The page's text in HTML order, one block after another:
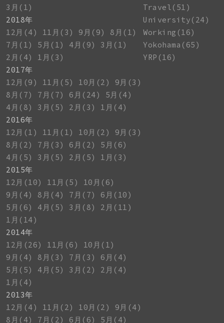
3月(1)
2018年
12月(4)
11月(3) 9月(9)
8月(1)
7月(1)
5月(1) 4月(9)
3月(1)
2月(4)
1月(3)
2017年
12月(9)
11月(5) 10月(2)
9月(3)
8月(7)
7月(7) 6月(24)
5月(4)
4月(8)
3月(5) 2月(3)
1月(4)
2016年
12月(1)
11月(1) 10月(2)
9月(3)
8月(2)
7月(3) 6月(2)
5月(6)
4月(5)
3月(5) 2月(5)
1月(3)
2015年
12月(10)
11月(5)
10月(6)
9月(4)
8月(4) 7月(7)
6月(10)
5月(6)
4月(5) 3月(8)
2月(11)
1月(14)
2014年
12月(26)
11月(6)
10月(1)
9月(4)
8月(3) 7月(3)
6月(4)
5月(5)
4月(5) 3月(2)
2月(4)
1月(4)
2013年
12月(4)
11月(2) 10月(2)
9月(4)
8月(4)
7月(2) 6月(6)
5月(4)
Travel(51)
University(24)
Working(16)
Yokohama(65)
YRP(16)